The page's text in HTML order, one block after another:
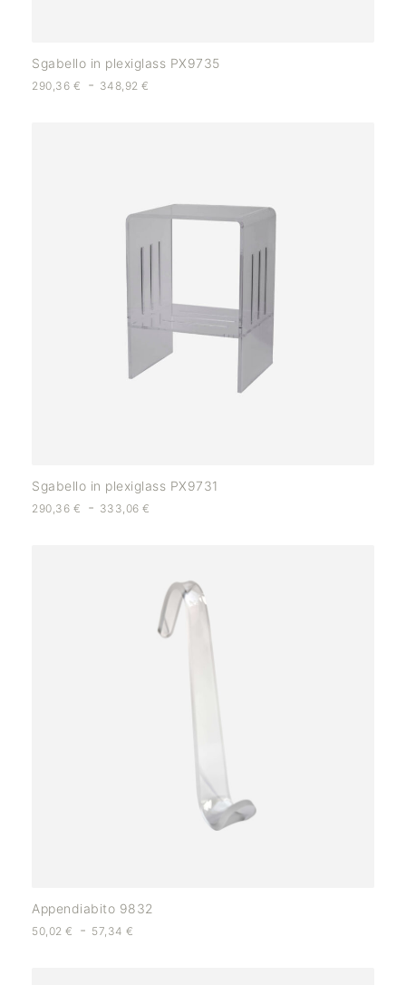
Sgabello in plexiglass PX9735
290,36 € - 348,92€
Sgabello in plexiglass PX9731
290,36 € - 333,06€
Appendiabito 9832
50,02 € - 57,34€